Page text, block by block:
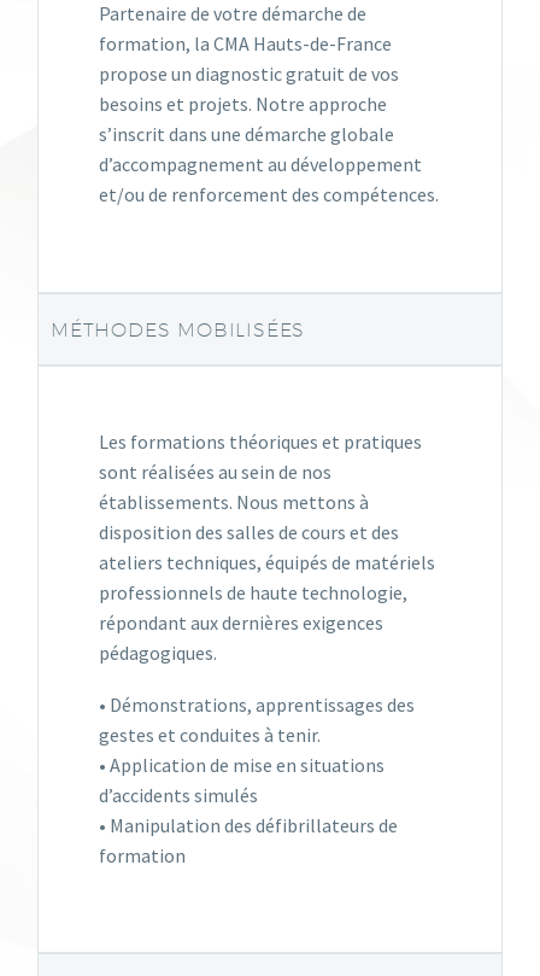
Partenaire de votre démarche de
formation, la CMA Hauts-de-France
propose un diagnostic gratuit de vos
besoins et projets. Notre approche
s’inscrit dans une démarche globale
d’accompagnement au développement
et/ou de renforcement des compétences.
MÉTHODES MOBILISÉES
Les formations théoriques et pratiques
sont réalisées au sein de nos
établissements. Nous mettons à
disposition des salles de cours et des
ateliers techniques, équipés de matériels
professionnels de haute technologie,
répondant aux dernières exigences
pédagogiques.
• Démonstrations, apprentissages des
gestes et conduites à tenir.
• Application de mise en situations
d’accidents simulés
• Manipulation des défibrillateurs de
formation